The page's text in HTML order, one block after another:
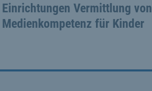
Einrichtungen Vermittlung von
Medienkompetenz für Kinder